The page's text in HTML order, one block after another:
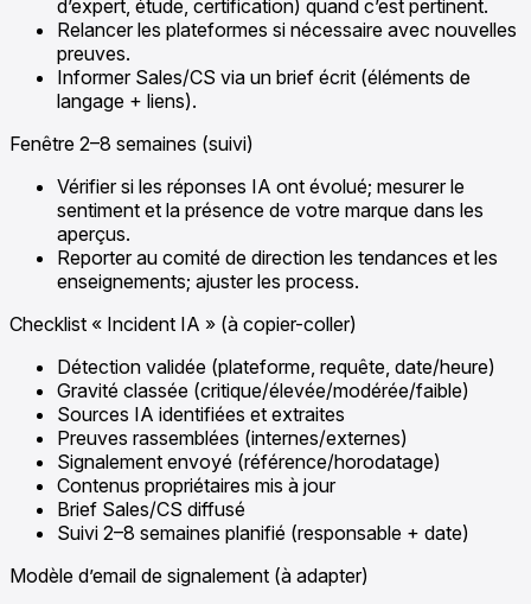
d’expert, étude, certification) quand c’est pertinent.
Relancer les plateformes si nécessaire avec nouvelles
preuves.
Informer Sales/CS via un brief écrit (éléments de
langage + liens).
Fenêtre 2–8 semaines (suivi)
Vérifier si les réponses IA ont évolué; mesurer le
sentiment et la présence de votre marque dans les
aperçus.
Reporter au comité de direction les tendances et les
enseignements; ajuster les process.
Checklist « Incident IA » (à copier-coller)
Détection validée (plateforme, requête, date/heure)
Gravité classée (critique/élevée/modérée/faible)
Sources IA identifiées et extraites
Preuves rassemblées (internes/externes)
Signalement envoyé (référence/horodatage)
Contenus propriétaires mis à jour
Brief Sales/CS diffusé
Suivi 2–8 semaines planifié (responsable + date)
Modèle d’email de signalement (à adapter)